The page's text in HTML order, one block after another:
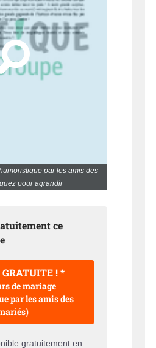
par les amis des
pour agrandir
ce
! *
de mariage
par les amis des
gratuitement en